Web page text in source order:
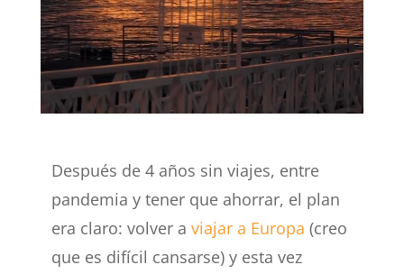
Después de 4 años sin viajes, entre
pandemia y tener que ahorrar, el plan
era claro: volver aviajar a Europa (creo
que es difícil cansarse) y esta vez